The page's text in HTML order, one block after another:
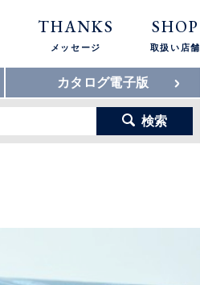
THANKS
メッセージ
SHOP
取扱い店舗
カタログ電子版
検索